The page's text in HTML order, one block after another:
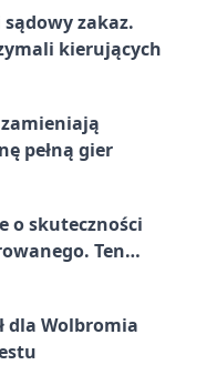
zakaz.
kierujących
pełną gier
o skuteczności
Ten
dla Wolbromia